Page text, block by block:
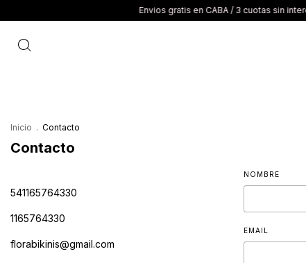
Envios gratis en CABA / 3 cuotas sin
Inicio . Contacto
Contacto
541165764330
1165764330
florabikinis@gmail.com
NOMBRE
EMAIL